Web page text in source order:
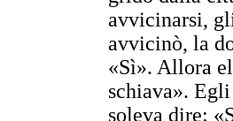
avvicinarsi,
avvicinò, la
«Sì». Allora
schiava».
soleva dire: